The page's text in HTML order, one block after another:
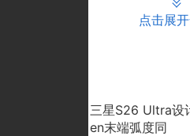
点击展
三星S26 Ultra设
en末端弧度同